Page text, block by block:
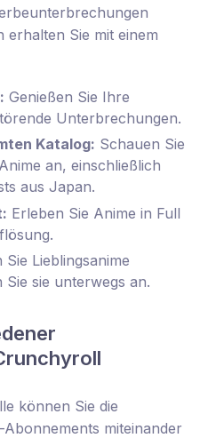
erhalten Sie mit einem
Genießen Sie Ihre
Unterbrechungen.
Katalog: Schauen Sie
an, einschließlich
aus Japan.
Erleben Sie Anime in Full
Sie Lieblingsanime
sie unterwegs an.
können Sie die
miteinander